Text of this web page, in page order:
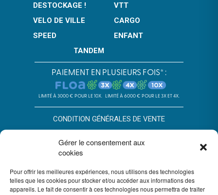
Gérer le consentement aux
cookies
Pour offrir les meilleures expériences, nous utilisons des technologies
telles que les cookies pour stocker et/ou accéder aux informations des
appareils. Le fait de consentir à ces technologies nous permettra de traiter
DESTOCKAGE !
VTT
VELO DE VILLE
CARGO
SPEED
ENFANT
TANDEM
PAIEMENT EN PLUSIEURS FOIS* :
LIMITÉ À 3000 € POUR LE 10X. LIMITÉ À 6000 € POUR LE 3X ET 4X.
CONDITION GÉNÉRALES DE VENTE
*SOUS RÉSERVE D’ACCEPTATION DU DOSSIER PAR FLOA. SA AU
IMMEUBLE G7, 71 RUE LUCIEN FAURE 33300 BORDEAUX,
ENREGISTRÉE À L’ORIAS SOUS LE N°07028160. SOUMISE AU
CONTRÔLE DE L’AUTORITÉ DE CONTRÔLE PRUDENTIEL ET DE
RÉSOLUTION, 4 PLACE DE BUDAPEST CS 92459, 75436 PARIS.